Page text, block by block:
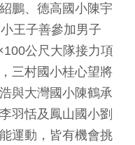
鵬、德高國小陳宇
王子善參加男子
公尺大隊接力項
三村國小桂心望將
與大灣國小陳鶴承
羽恬及鳳山國小劉
運動，皆有機會挑